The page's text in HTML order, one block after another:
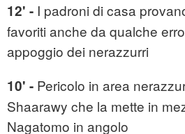
12' - I padroni di casa
favoriti anche da qualche
appoggio dei nerazzurri
10' - Pericolo in area
Shaarawy che la mette in
Nagatomo in angolo